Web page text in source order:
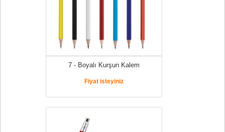
7 - Boyalı Kurşun Kalem
Fiyat isteyiniz